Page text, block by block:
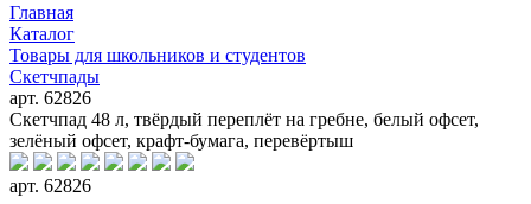
Главная
Каталог
Товары для школьников и студентов
Скетчпады
арт. 62826
Скетчпад 48 л, твёрдый переплёт на гребне, белый офсет,
зелёный офсет, крафт-бумага, перевёртыш
арт. 62826